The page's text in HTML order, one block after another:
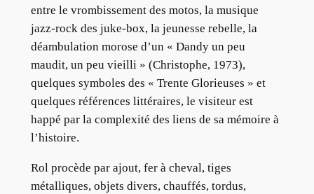
entre le vrombissement des motos, la musique
jazz-rock des juke-box, la jeunesse rebelle, la
déambulation morose d’un « Dandy un peu
maudit, un peu vieilli » (Christophe, 1973),
quelques symboles des « Trente Glorieuses » et
quelques références littéraires, le visiteur est
happé par la complexité des liens de sa mémoire à
l’histoire.
Rol procède par ajout, fer à cheval, tiges
métalliques, objets divers, chauffés, tordus,